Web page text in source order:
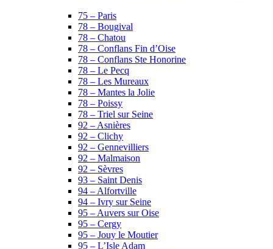
75 – Paris
78 – Bougival
78 – Chatou
78 – Conflans Fin d’Oise
78 – Conflans Ste Honorine
78 – Le Pecq
78 – Les Mureaux
78 – Mantes la Jolie
78 – Poissy
78 – Triel sur Seine
92 – Asnières
92 – Clichy
92 – Gennevilliers
92 – Malmaison
92 – Sèvres
93 – Saint Denis
94 – Alfortville
94 – Ivry sur Seine
95 – Auvers sur Oise
95 – Cergy
95 – Jouy le Moutier
95 – L’Isle Adam